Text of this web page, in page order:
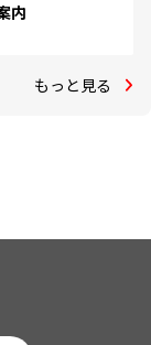
内
もっと見る